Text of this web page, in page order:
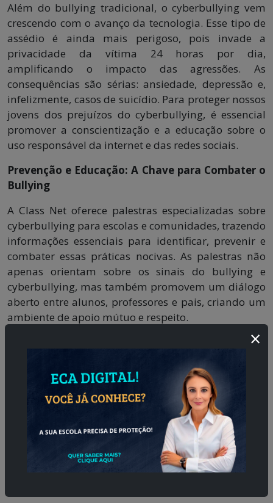
Além do bullying tradicional, o cyberbullying vem
crescendo com o avanço da tecnologia. Esse tipo de
assédio é ainda mais perigoso, pois invade a
privacidade da vítima 24 horas por dia,
amplificando o impacto das agressões. As
consequências são sérias: ansiedade, depressão e,
infelizmente, casos de suicídio. Para proteger nossos
jovens dos prejuízos do cyberbullying, é essencial
promover a conscientização e a educação sobre o
uso responsável da internet e das redes sociais.
Prevenção e Educação: A Chave para Combater o
Bullying
A Class Net oferece palestras especializadas sobre
cyberbullying para escolas e comunidades, trazendo
informações essenciais para identificar, prevenir e
combater essas práticas nocivas. As palestras não
apenas orientam sobre os sinais do bullying e
cyberbullying, mas também promovem um diálogo
aberto entre alunos, professores e pais, criando um
ambiente de apoio mútuo e respeito.
Proteger os jovens do bullying na escola e do
cyberbullying é uma responsabilidade de todos:
educadores, pais e a sociedade como um todo.
Precisamos implementar programas eficazes de
prevenção, como os oferecidos pela Class Net
https://www.classnet.tech/palestras-sobre-cyber-
, que não só educam, mas também
empoderam a comunidade escolar para agir com
×